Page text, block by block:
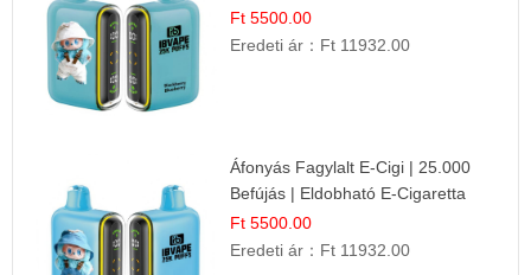
Ft 5500.00
Eredeti ár： Ft 11932.00
Áfonyás Fagylalt E-Cigi | 25.000
Befújás | Eldobható E-Cigaretta
Ft 5500.00
Eredeti ár： Ft 11932.00